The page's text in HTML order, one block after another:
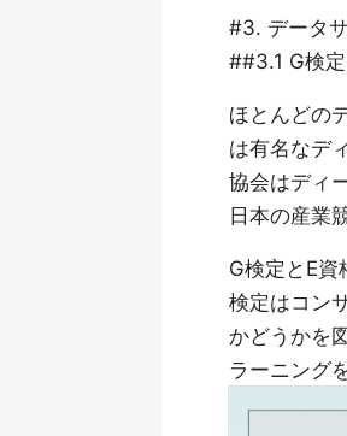
#3. データ
##3.1 G検
ほとんどの
は有名なデ
協会はディ
日本の産業
G検定とE
検定はコン
かどうかを
ラーニング